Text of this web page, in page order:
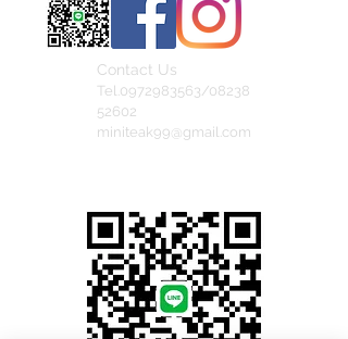
Contact Us
Tel.0972983563/08238
52602
miniteak99@gmail.com